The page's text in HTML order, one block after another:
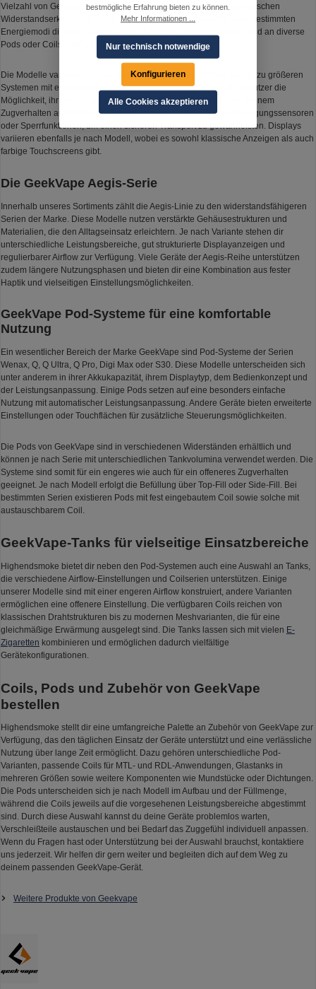
Vielzahl von GeekVape-Modellen nutzt Chipsätze, die der automatischen
Widerstandserkennung, voreingestellten Leistungsbereiche oder bestimmten
Energiemodi dienen. So können Einstellungen zügig kontrolliert und an diverse
Pods oder Coils angepasst werden.
Die Modelle variieren von kompakten Alltagsgegenständen bis hin zu größeren
Systemen mit erweiterten Anpassungsoptionen. Dadurch haben Nutzer die
Möglichkeit, ihr bevorzugtes Verhalten zwischen engerem oder offenem
Zugverhalten auszuwählen. Zusätzlich nutzen einige Serien Bewegungssensoren
oder Sperrfunktionen, um einen sicheren Transport zu gewährleisten. Displays
variieren ebenfalls je nach Modell, wobei es sowohl klassische Anzeigen als auch
farbige Touchscreens gibt.
Die GeekVape Aegis-Serie
Innerhalb unseres Sortiments zählt die Aegis-Linie zu den widerstandsfähigeren
Serien der Marke. Diese Modelle nutzen verstärkte Gehäusestrukturen und
Materialien, die den Alltagseinsatz erleichtern. Je nach Variante stehen dir
unterschiedliche Leistungsbereiche, gut strukturierte Displayanzeigen und
regulierbarer Airflow zur Verfügung. Viele Geräte der Aegis-Reihe unterstützen
zudem längere Nutzungsphasen und bieten dir eine Kombination aus fester
Haptik und vielseitigen Einstellungsmöglichkeiten.
GeekVape Pod-Systeme für eine komfortable
Nutzung
Ein wesentlicher Bereich der Marke GeekVape sind Pod-Systeme der Serien
Wenax, Q, Q Ultra, Q Pro, Digi Max oder S30. Diese Modelle unterscheiden sich
unter anderem in ihrer Akkukapazität, ihrem Displaytyp, dem Bedienkonzept und
der Leistungsanpassung. Einige Pods setzen auf eine besonders einfache
Nutzung mit automatischer Leistungsanpassung. Andere Geräte bieten erweiterte
Einstellungen oder Touchflächen für zusätzliche Steuerungsmöglichkeiten.
Die Pods von GeekVape sind in verschiedenen Widerständen erhältlich und
können je nach Serie mit unterschiedlichen Tankvolumina verwendet werden. Die
Systeme sind somit für ein engeres wie auch für ein offeneres Zugverhalten
geeignet. Je nach Modell erfolgt die Befüllung über Top-Fill oder Side-Fill. Bei
bestimmten Serien existieren Pods mit fest eingebautem Coil sowie solche mit
austauschbarem Coil.
GeekVape-Tanks für vielseitige Einsatzbereiche
Highendsmoke bietet dir neben den Pod-Systemen auch eine Auswahl an Tanks,
die verschiedene Airflow-Einstellungen und Coilserien unterstützen. Einige
unserer Modelle sind mit einer engeren Airflow konstruiert, andere Varianten
ermöglichen eine offenere Einstellung. Die verfügbaren Coils reichen von
klassischen Drahtstrukturen bis zu modernen Meshvarianten, die für eine
gleichmäßige Erwärmung ausgelegt sind. Die Tanks lassen sich mit vielen E-
Zigaretten kombinieren und ermöglichen dadurch vielfältige
Gerätekonfigurationen.
Coils, Pods und Zubehör von GeekVape
bestellen
Highendsmoke stellt dir eine umfangreiche Palette an Zubehör von GeekVape zur
Verfügung, das den täglichen Einsatz der Geräte unterstützt und eine verlässliche
Nutzung über lange Zeit ermöglicht. Dazu gehören unterschiedliche Pod-
Varianten, passende Coils für MTL- und RDL-Anwendungen, Glastanks in
mehreren Größen sowie weitere Komponenten wie Mundstücke oder Dichtungen.
Die Pods unterscheiden sich je nach Modell im Aufbau und der Füllmenge,
während die Coils jeweils auf die vorgesehenen Leistungsbereiche abgestimmt
sind. Durch diese Auswahl kannst du deine Geräte problemlos warten,
Verschleißteile austauschen und bei Bedarf das Zuggefühl individuell anpassen.
Wenn du Fragen hast oder Unterstützung bei der Auswahl brauchst, kontaktiere
uns jederzeit. Wir helfen dir gern weiter und begleiten dich auf dem Weg zu
deinem passenden GeekVape-Gerät.
Weitere Produkte von Geekvape
bestmögliche Erfahrung bieten zu können.
Mehr Informationen ...
Nur technisch notwendige
Konfigurieren
Alle Cookies akzeptieren